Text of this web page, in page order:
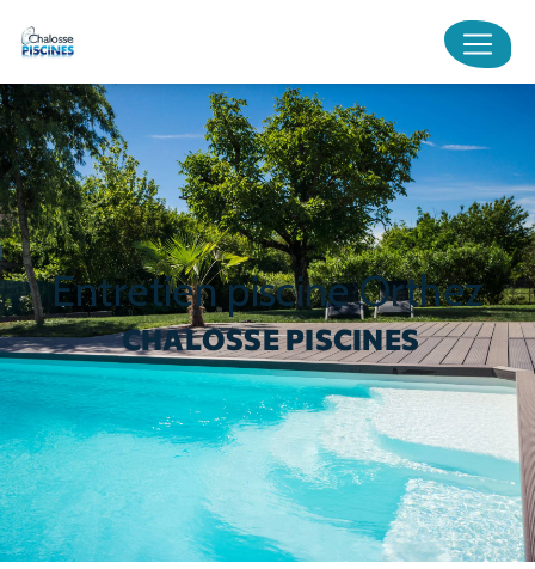
entretien piscine Orthez
CHALOSSE PISCINES